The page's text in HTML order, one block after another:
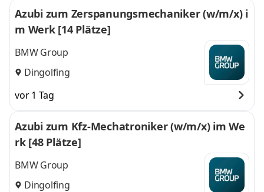
Azubi zum Zerspanungsmechaniker (w/m/x) i
m Werk [14 Plätze]
BMW Group
Dingolfing
vor 1 Tag
Azubi zum Kfz-Mechatroniker (w/m/x) im We
rk [48 Plätze]
BMW Group
Dingolfing